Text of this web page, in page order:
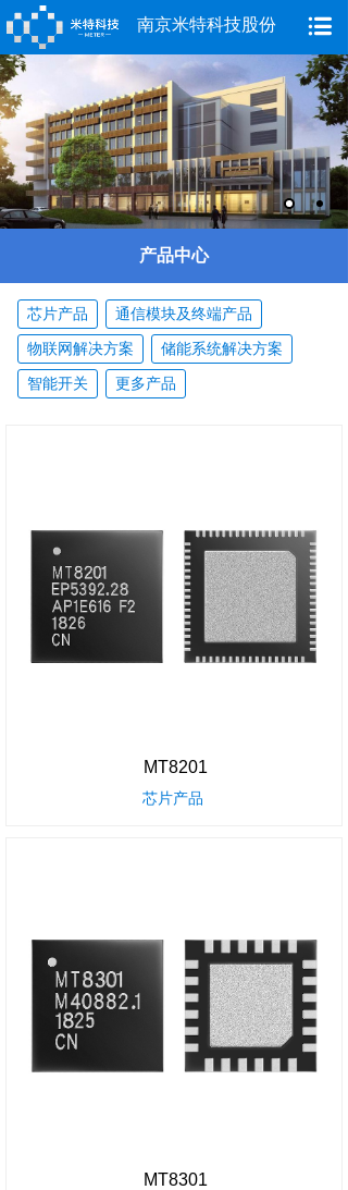
产品中心
芯片产品
通信模块及终端产品
物联网解决方案
储能系统解决方案
智能开关
更多产品
MT8201
芯片产品
MT8301
南京米特科技股份